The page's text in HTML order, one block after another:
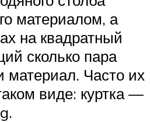
материалом, а
на квадратный
сколько пара
материал. Часто их
виде: куртка —